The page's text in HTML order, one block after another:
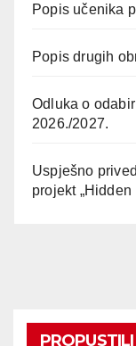
Popis učenika
Popis drugih
Odluka o
2026./2027.
Uspješno
projekt „Hidden